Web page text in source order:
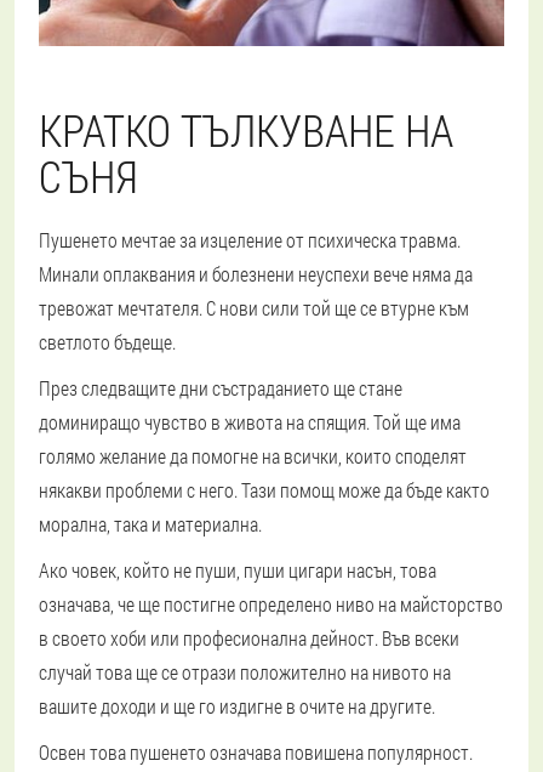
КРАТКО ТЪЛКУВАНЕ НА
СЪНЯ
Пушенето мечтае за изцеление от психическа травма.
Минали оплаквания и болезнени неуспехи вече няма да
тревожат мечтателя. С нови сили той ще се втурне към
светлото бъдеще.
През следващите дни състраданието ще стане
доминиращо чувство в живота на спящия. Той ще има
голямо желание да помогне на всички, които споделят
някакви проблеми с него. Тази помощ може да бъде както
морална, така и материална.
Ако човек, който не пуши, пуши цигари насън, това
означава, че ще постигне определено ниво на майсторство
в своето хоби или професионална дейност. Във всеки
случай това ще се отрази положително на нивото на
вашите доходи и ще го издигне в очите на другите.
Освен това пушенето означава повишена популярност.